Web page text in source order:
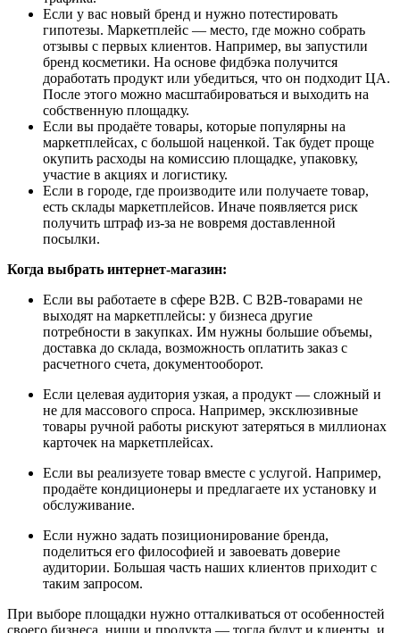
Если у вас новый бренд и нужно потестировать
гипотезы. Маркетплейс — место, где можно собрать
отзывы с первых клиентов. Например, вы запустили
бренд косметики. На основе фидбэка получится
доработать продукт или убедиться, что он подходит ЦА.
После этого можно масштабироваться и выходить на
собственную площадку.
Если вы продаёте товары, которые популярны на
маркетплейсах, с большой наценкой. Так будет проще
окупить расходы на комиссию площадке, упаковку,
участие в акциях и логистику.
Если в городе, где производите или получаете товар,
есть склады маркетплейсов. Иначе появляется риск
получить штраф из-за не вовремя доставленной
посылки.
Когда выбрать интернет-магазин:
Если вы работаете в сфере B2B. С B2B-товарами не
выходят на маркетплейсы: у бизнеса другие
потребности в закупках. Им нужны большие объемы,
доставка до склада, возможность оплатить заказ с
расчетного счета, документооборот.
Если целевая аудитория узкая, а продукт — сложный и
не для массового спроса. Например, эксклюзивные
товары ручной работы рискуют затеряться в миллионах
карточек на маркетплейсах.
Если вы реализуете товар вместе с услугой. Например,
продаёте кондиционеры и предлагаете их установку и
обслуживание.
Если нужно задать позиционирование бренда,
поделиться его философией и завоевать доверие
аудитории. Большая часть наших клиентов приходит с
таким запросом.
При выборе площадки нужно отталкиваться от особенностей
своего бизнеса, ниши и продукта — тогда будут и клиенты, и